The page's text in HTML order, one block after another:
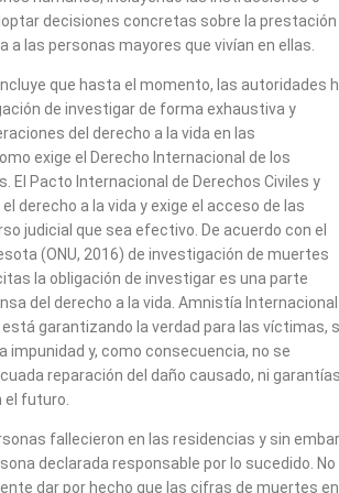
decisiones concretas sobre la prestación
a las personas mayores que vivían en ellas.
que hasta el momento, las autoridades
de investigar de forma exhaustiva y
del derecho a la vida en las
exige el Derecho Internacional de los
El Pacto Internacional de Derechos Civiles y
derecho a la vida y exige el acceso de las
judicial que sea efectivo. De acuerdo con el
(ONU, 2016) de investigación de muertes
la obligación de investigar es una parte
del derecho a la vida. Amnistía Internacional
está garantizando la verdad para las víctimas,
impunidad y, como consecuencia, no se
reparación del daño causado, ni
el futuro.
fallecieron en las residencias y sin
declarada responsable por lo sucedido. No
dar por hecho que las cifras de muertes en